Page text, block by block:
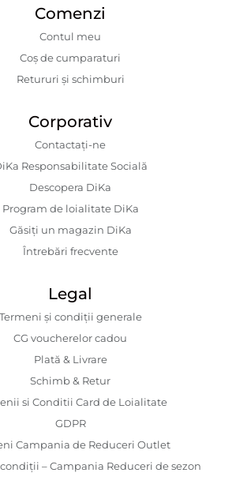
Comenzi
Contul meu
Coș de cumparaturi
Retururi și schimburi
Corporativ
Contactaţi-ne
Responsabilitate Socială
Descopera DiKa
Program de loialitate DiKa
Găsiți un magazin DiKa
Întrebări frecvente
Legal
Termeni și condiții generale
CG voucherelor cadou
Plată & Livrare
Schimb & Retur
si Conditii Card de Loialitate
GDPR
Campania de Reduceri Outlet
– Campania Reduceri de sezon